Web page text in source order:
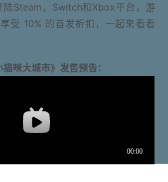
Steam，Switch和Xbox平台，游
受 10% 的首发折扣，一起来看看
猫咪大城市》发售预告：